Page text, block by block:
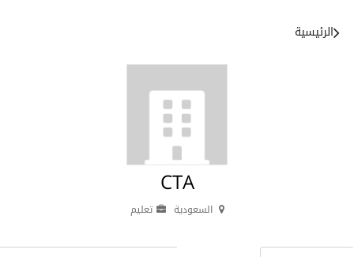
الرئيسية
CTA
السعودية تعليم